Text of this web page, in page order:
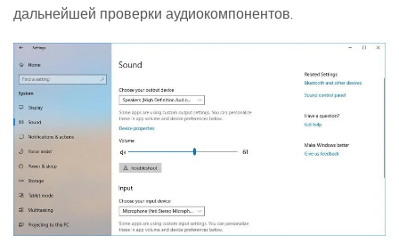
дальнейшей проверки аудиокомпонентов.